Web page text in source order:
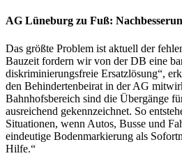
AG Lüneburg zu Fuß:
Das größte Problem ist aktuell der
Bauzeit fordern wir von der DB eine
diskriminierungsfreie Ersatzlösung“,
den Behindertenbeirat in der AG
Bahnhofsbereich sind die Übergänge
ausreichend gekennzeichnet. So
Situationen, wenn Autos, Busse und
eindeutige Bodenmarkierung als
Hilfe.“